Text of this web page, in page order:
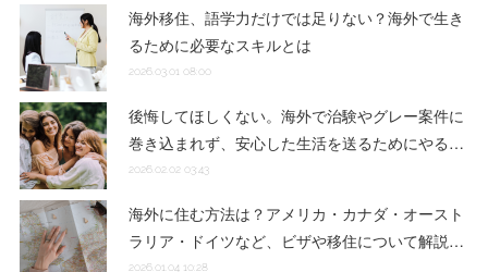
海外移住、語学力だけでは足りない？海外で生き
るために必要なスキルとは
2026.03.01 08:00
後悔してほしくない。海外で治験やグレー案件に
巻き込まれず、安心した生活を送るためにやる…
2026.02.02 03:43
海外に住む方法は？アメリカ・カナダ・オースト
ラリア・ドイツなど、ビザや移住について解説…
2026.01.04 10:28